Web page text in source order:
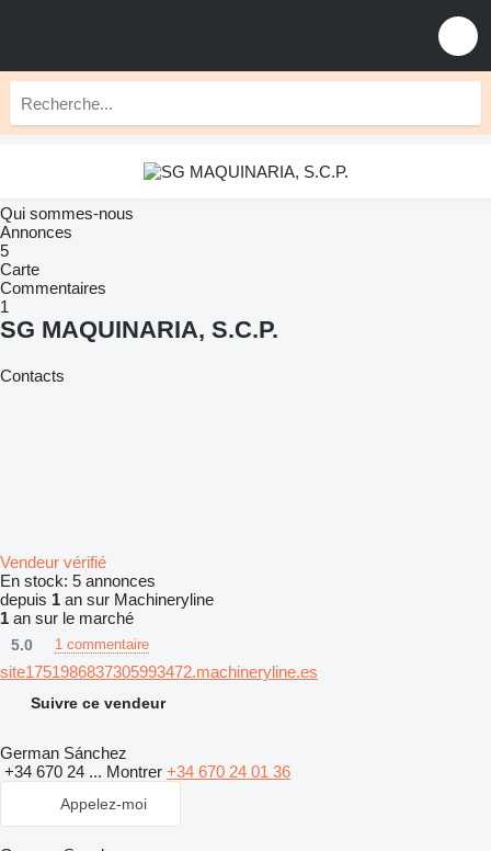
Qui sommes-nous
Annonces
5
Carte
Commentaires
1
SG MAQUINARIA, S.C.P.
Contacts
Vendeur vérifié
En stock: 5 annonces
depuis 1 an sur Machineryline
1 an sur le marché
5.0 1 commentaire
site1751986837305993472.machineryline.es
Suivre ce vendeur
German Sánchez
+34 670 24 ... Montrer +34 670 24 01 36
Appelez-moi